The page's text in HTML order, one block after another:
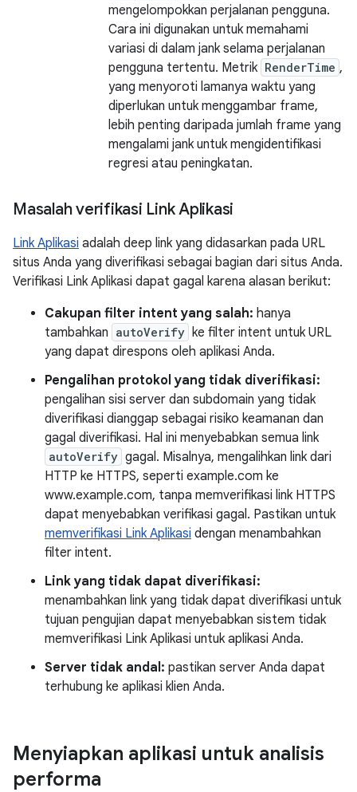
mengelompokkan perjalanan pengguna.
Cara ini digunakan untuk memahami
variasi di dalam jank selama perjalanan
pengguna tertentu. Metrik RenderTime ,
yang menyoroti lamanya waktu yang
diperlukan untuk menggambar frame,
lebih penting daripada jumlah frame yang
mengalami jank untuk mengidentifikasi
regresi atau peningkatan.
Masalah verifikasi Link Aplikasi
Link Aplikasi adalah deep link yang didasarkan pada URL
situs Anda yang diverifikasi sebagai bagian dari situs Anda.
Verifikasi Link Aplikasi dapat gagal karena alasan berikut:
Cakupan filter intent yang salah: hanya
tambahkan autoVerify ke filter intent untuk URL
yang dapat direspons oleh aplikasi Anda.
Pengalihan protokol yang tidak diverifikasi:
pengalihan sisi server dan subdomain yang tidak
diverifikasi dianggap sebagai risiko keamanan dan
gagal diverifikasi. Hal ini menyebabkan semua link
autoVerify gagal. Misalnya, mengalihkan link dari
HTTP ke HTTPS, seperti example.com ke
www.example.com, tanpa memverifikasi link HTTPS
dapat menyebabkan verifikasi gagal. Pastikan untuk
memverifikasi Link Aplikasi dengan menambahkan
filter intent.
Link yang tidak dapat diverifikasi:
menambahkan link yang tidak dapat diverifikasi untuk
tujuan pengujian dapat menyebabkan sistem tidak
memverifikasi Link Aplikasi untuk aplikasi Anda.
Server tidak andal: pastikan server Anda dapat
terhubung ke aplikasi klien Anda.
Menyiapkan aplikasi untuk analisis
performa